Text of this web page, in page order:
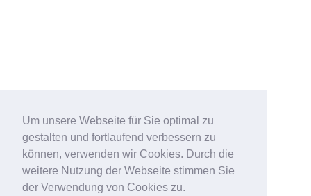
Um unsere Webseite für Sie optimal zu
gestalten und fortlaufend verbessern zu
können, verwenden wir Cookies. Durch die
weitere Nutzung der Webseite stimmen Sie
der Verwendung von Cookies zu.